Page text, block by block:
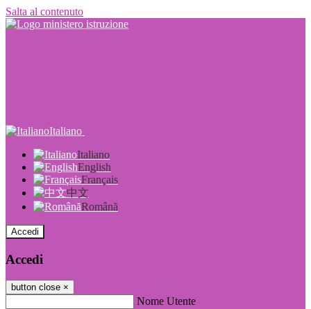
Salta al contenuto
Italiano
Italiano
English
Français
中文
Română
Accedi
Accedi
button close ×
Nome Utente